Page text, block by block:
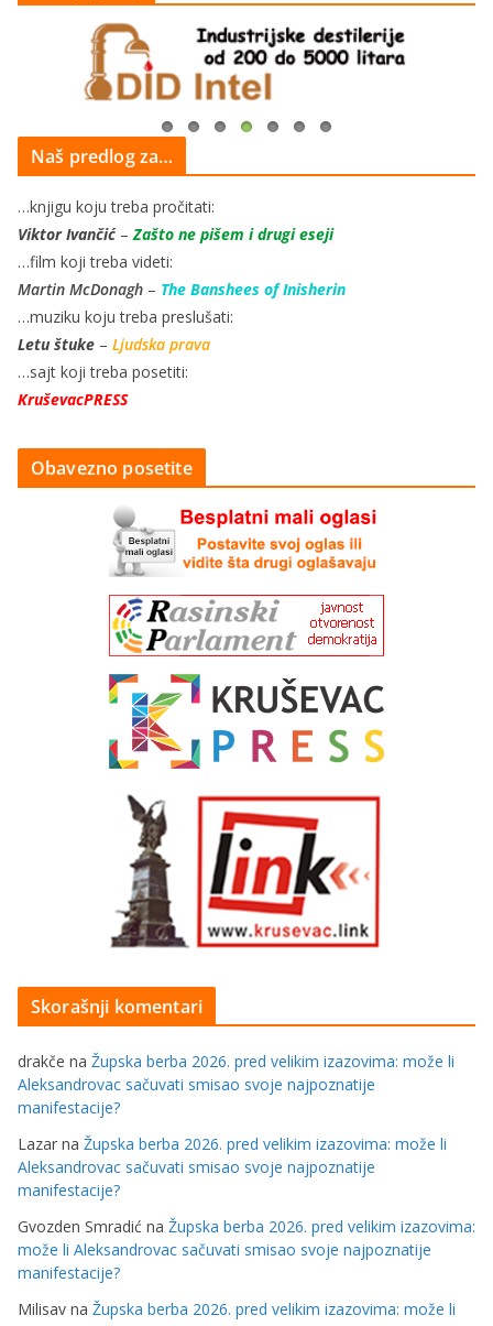
Naš predlog za…
…knjigu koju treba pročitati:
Viktor Ivančić–Zašto ne pišem i drugi eseji
…film koji treba videti:
Martin McDonagh – The Banshees of Inisherin
…muziku koju treba preslušati:
Letu štuke – Ljudska prava
…sajt koji treba posetiti:
KruševacPRESS
Obavezno posetite
Skorašnji komentari
drakče na Župska berba 2026. pred velikim izazovima: može li
Aleksandrovac sačuvati smisao svoje najpoznatije
manifestacije?
Lazar na Župska berba 2026. pred velikim izazovima: može li
Aleksandrovac sačuvati smisao svoje najpoznatije
manifestacije?
Gvozden Smradić na Župska berba 2026. pred velikim izazovima:
može li Aleksandrovac sačuvati smisao svoje najpoznatije
manifestacije?
Milisav na Župska berba 2026. pred velikim izazovima: može li